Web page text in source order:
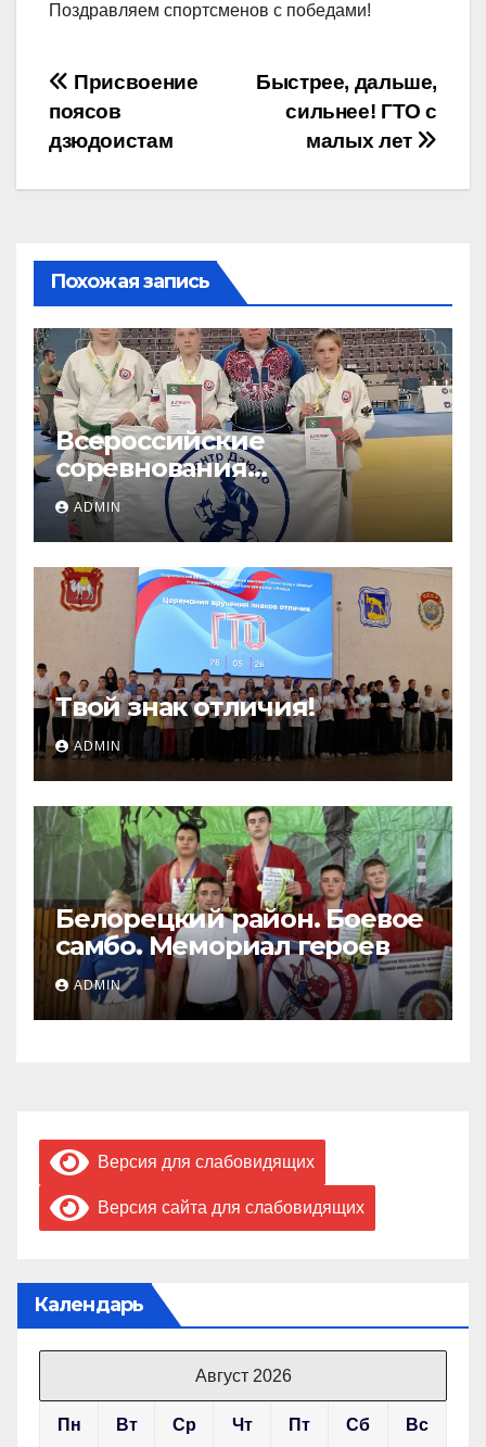
Поздравляем спортсменов с победами!
Навигация
по
записям
Быстрее, дальше,
сильнее! ГТО с
малых лет
Присвоение
поясов
дзюдоистам
Похожая запись
Всероссийские
соревнования
«ЛОКОДЗЮДО»!
ADMIN
Твой знак отличия!
ADMIN
Белорецкий район. Боевое
самбо. Мемориал героев
ADMIN
Версия для слабовидящих
Версия сайта для слабовидящих
Календарь
Август 2026
Пн Вт Ср Чт Пт Сб Вс